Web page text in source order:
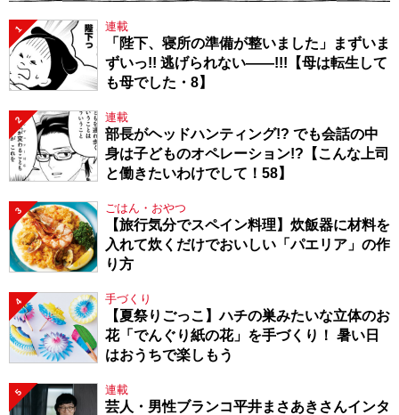
1 連載
「陛下、寝所の準備が整いました」まずいま
ずいっ!! 逃げられない――!!!【母は転生して
も母でした・8】
2 連載
部長がヘッドハンティング!? でも会話の中
身は子どものオペレーション!?【こんな上司
と働きたいわけでして！58】
3 ごはん・おやつ
【旅行気分でスペイン料理】炊飯器に材料を
入れて炊くだけでおいしい「パエリア」の作
り方
4 手づくり
【夏祭りごっこ】ハチの巣みたいな立体のお
花「でんぐり紙の花」を手づくり！ 暑い日
はおうちで楽しもう
5 連載
芸人・男性ブランコ平井まさあきさんインタ